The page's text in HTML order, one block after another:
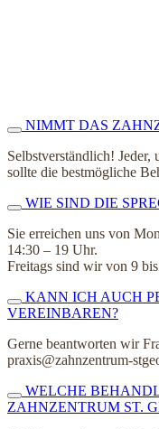
NIMMT DAS
Selbstverständlich! Jeder,
sollte die bestmögliche
WIE SIND DIE
Sie erreichen uns von
14:30 – 19 Uhr.
Freitags sind wir von 9
KANN ICH AUCH
VEREINBAREN?
Gerne beantworten wir
praxis@zahnzentrum-
WELCHE
ZAHNZENTRUM ST.